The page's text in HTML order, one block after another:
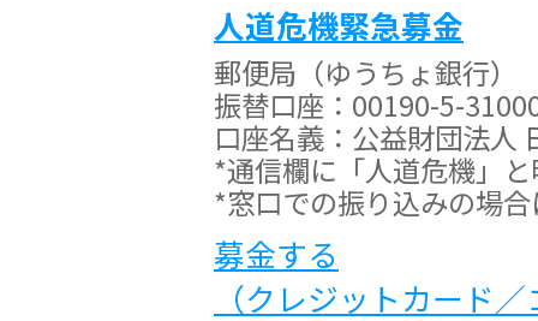
人道危機緊急募金
郵便局（ゆうちょ銀行）
振替口座：00190-5-
口座名義：公益財団法人
*通信欄に「人道危機」
*窓口での振り込みの場
募金する
（クレジットカード